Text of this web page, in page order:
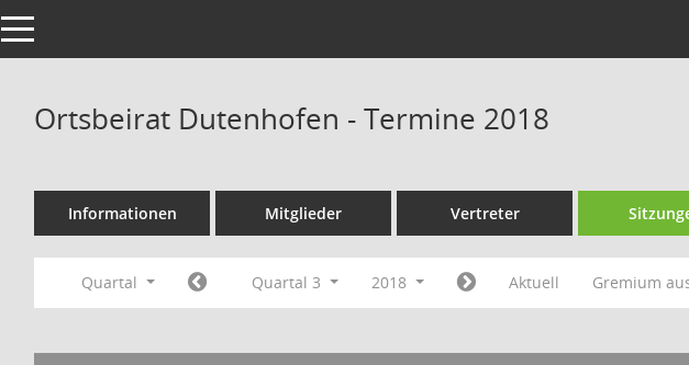
Toggle navigation
Ortsbeirat Dutenhofen - Termine 2018
Informationen Mitglieder Vertreter
Quartal Quartal 3 2018 Aktuell Gremium